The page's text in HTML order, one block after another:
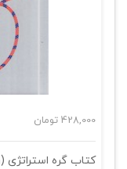
428,000 تومان
کتاب گره